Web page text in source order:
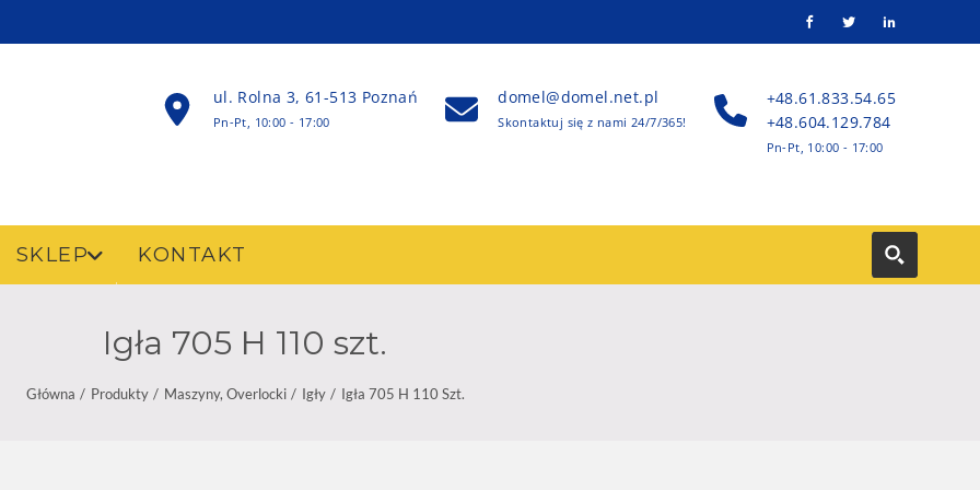
ul. Rolna 3, 61-513 Poznań
Pn-Pt, 10:00 - 17:00
domel@domel.net.pl
Skontaktuj się z nami 24/7/365!
+48.61.833.54.65
+48.604.129.784
Pn-Pt, 10:00 - 17:00
SKLEP KONTAKT
Igła 705 H 110 szt.
Główna Produkty Maszyny, Overlocki Igły Igła 705 H 110 Szt.